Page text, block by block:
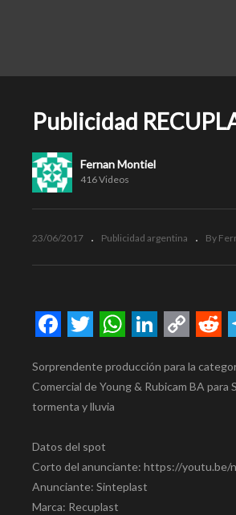
Publicidad
Fernan Montiel
416 Videos
23/06/2017 Publicidad argentina By
Link
Sorprendente producción para la
Comercial de Young & Rubicam BA
tormenta y lluvia
Datos del spot
Corto del anunciante: https://youtu.be/
Anunciante: Sinteplast
Marca: Recuplast